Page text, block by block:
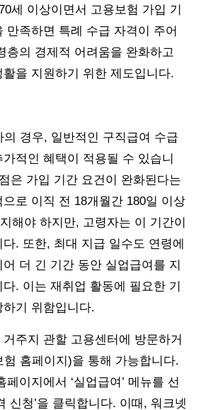
세 이상이면서 고용보험 가입 기
만족하면 특례 수급 자격이 주어
층의 경제적 어려움을 완화하고
을 지원하기 위한 제도입니다.
의 경우, 일반적인 구직급여 수급
적인 혜택이 적용될 수 있습니
은 가입 기간 요건이 완화된다는
로 이직 전 18개월간 180일 이상
해야 하지만, 고령자는 이 기간이
. 또한, 최대 지급 일수도 연령에
더 긴 기간 동안 실업급여를 지
. 이는 재취업 활동에 필요한 기
기 위함입니다.
주지 관할 고용센터에 방문하거
험 홈페이지)을 통해 가능합니다.
페이지에서 ‘실업급여’ 메뉴를 선
신청’을 클릭합니다. 이때, 워크넷